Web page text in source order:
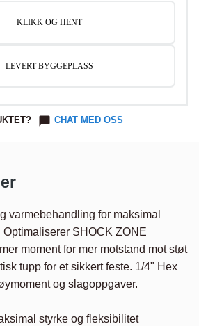
KLIKK OG HENT
LEVERT BYGGEPLASS
CHAT MED OSS
varmebehandling for maksimal
SHOCK ZONE
moment for mer motstand mot støt
tupp for et sikkert feste. 1/4" Hex
og slagoppgaver.
styrke og fleksibilitet